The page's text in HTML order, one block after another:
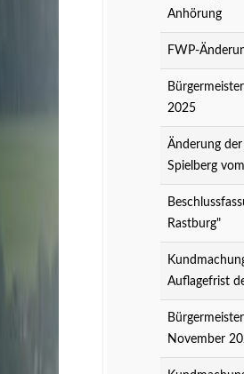
Anhörung
FWP-
2025
Änderung
Spielberg
Rastburg"
Auflagefrist
November